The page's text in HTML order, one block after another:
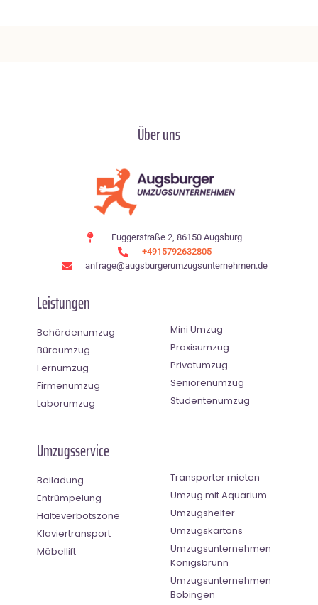
Über uns
Fuggerstraße 2, 86150 Augsburg
+4915792632805
anfrage@augsburgerumzugsunternehmen.de
Leistungen
Behördenumzug
Büroumzug
Fernumzug
Firmenumzug
Laborumzug
Mini Umzug
Praxisumzug
Privatumzug
Seniorenumzug
Studentenumzug
Umzugsservice
Beiladung
Entrümpelung
Halteverbotszone
Klaviertransport
Möbellift
Transporter mieten
Umzug mit Aquarium
Umzugshelfer
Umzugskartons
Umzugsunternehmen
Königsbrunn
Umzugsunternehmen
Bobingen